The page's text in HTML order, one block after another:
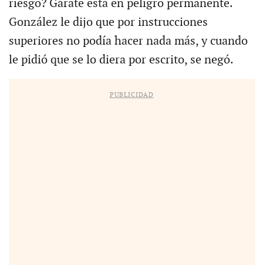
riesgo? Gárate está en peligro permanente.
González le dijo que por instrucciones
superiores no podía hacer nada más, y cuando
le pidió que se lo diera por escrito, se negó.
PUBLICIDAD